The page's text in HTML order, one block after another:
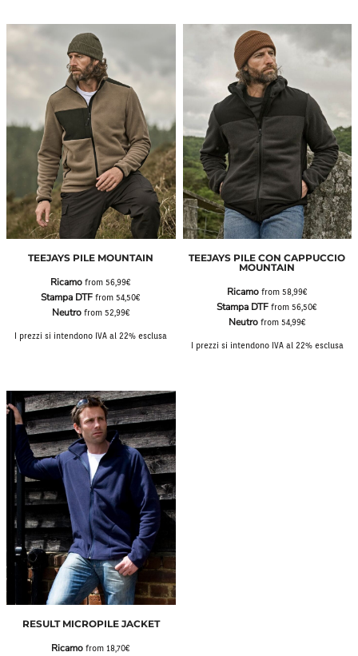
TEEJAYS PILE MOUNTAIN
Ricamo from56,99€
Stampa DTF from54,50€
Neutrofrom 52,99€
I prezzi si intendono IVA al 22% esclusa
TEEJAYS PILE CON CAPPUCCIO
MOUNTAIN
Ricamofrom 58,99€
Stampa DTF from56,50€
Neutrofrom 54,99€
I prezzi si intendono IVA al 22% esclusa
RESULT MICROPILE JACKET
Ricamo from18,70€